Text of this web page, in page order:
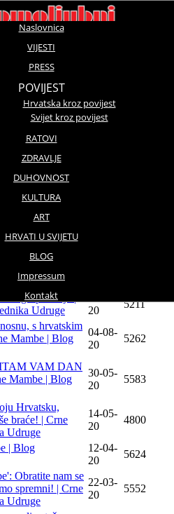
Naslovnica
VIJESTI
PRESS
POVIJEST
Hrvatska kroz povijest
Svijet kroz povijest
RATOVI
ZDRAVLJE
DUHOVNOST
KULTURA
ART
HRVATI U SVIJETU
BLOG
Impressum
Kontakt
Datum
i Vojno-
| Crne Mambe |
se ne može
skrb
i krvavi, no
Domovine! |
Udruge
Spasitelja |
Udruge
20
5211
s hrvatskim
Mambe | Blog
04-08-
20
5262
VAM DAN
Mambe | Blog
30-05-
20
5583
Hrvatsku,
braće! | Crne
Udruge
14-05-
20
4800
| Blog
12-04-
20
5624
Obratite nam se
spremni! | Crne
Udruge
22-03-
20
5552